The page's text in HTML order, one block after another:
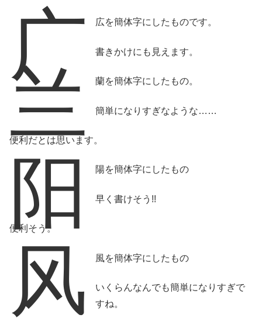
广 広を簡体字にしたものです。
書きかけにも見えます。
兰 蘭を簡体字にしたもの。
簡単になりすぎなような……
便利だとは思います。
阳 陽を簡体字にしたもの
早く書けそう!!
便利そう。
风 風を簡体字にしたもの
いくらんなんでも簡単になりすぎで
すね。